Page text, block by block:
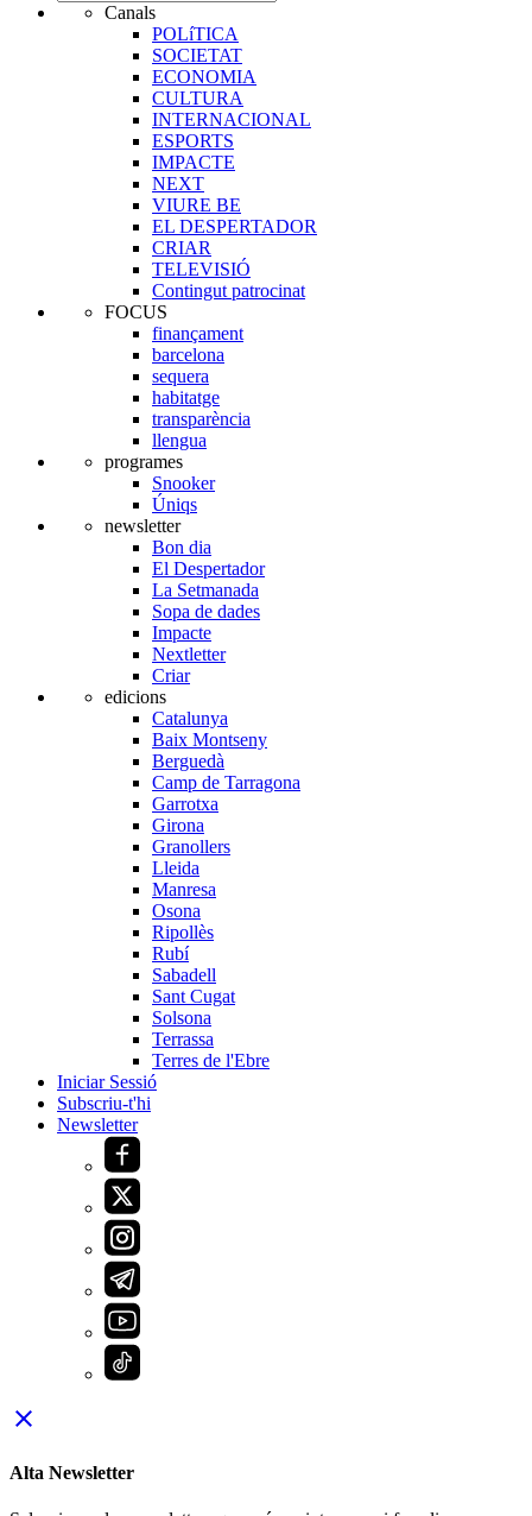
Canals
POLíTICA
SOCIETAT
ECONOMIA
CULTURA
INTERNACIONAL
ESPORTS
IMPACTE
NEXT
VIURE BE
EL DESPERTADOR
CRIAR
TELEVISIÓ
Contingut patrocinat
FOCUS
finançament
barcelona
sequera
habitatge
transparència
llengua
programes
Snooker
Úniqs
newsletter
Bon dia
El Despertador
La Setmanada
Sopa de dades
Impacte
Nextletter
Criar
edicions
Catalunya
Baix Montseny
Berguedà
Camp de Tarragona
Garrotxa
Girona
Granollers
Lleida
Manresa
Osona
Ripollès
Rubí
Sabadell
Sant Cugat
Solsona
Terrassa
Terres de l'Ebre
Iniciar Sessió
Subscriu-t'hi
Newsletter
close
Alta Newsletter